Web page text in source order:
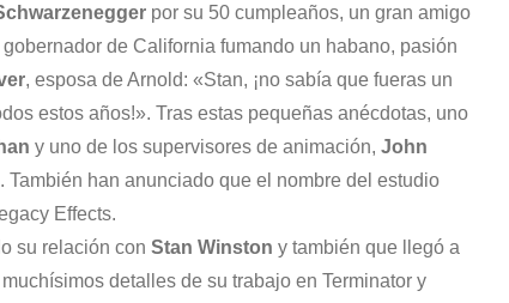
por su 50 cumpleaños, un gran amigo
de California fumando un habano, pasión
, esposa de Arnold: «Stan, ¡no sabía que fueras un
estos años!». Tras estas pequeñas anécdotas, uno
y uno de los supervisores de animación, John
han anunciado que el nombre del estudio
Effects.
su relación con Stan Winston y también que llegó a
detalles de su trabajo en Terminator y